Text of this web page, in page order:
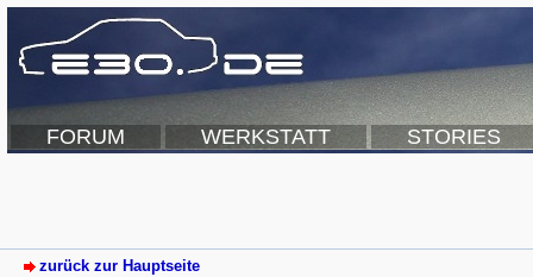
FORUM WERKSTATT STORIES
zurück zur Hauptseite